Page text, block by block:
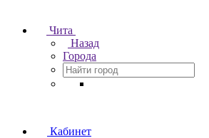
Чита
Назад
Города
Кабинет